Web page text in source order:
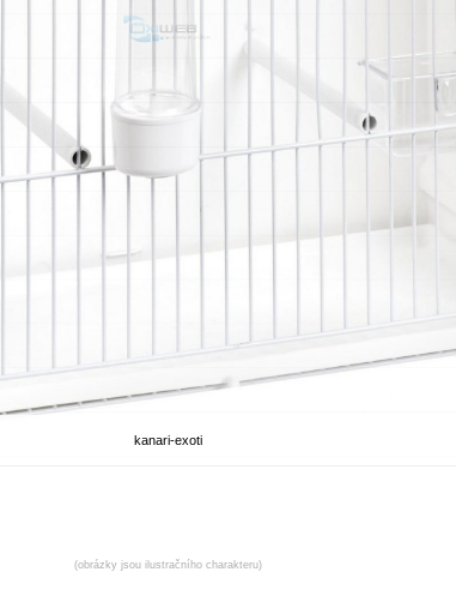
kanari-exoti
(obrázky jsou ilustračního charakteru)